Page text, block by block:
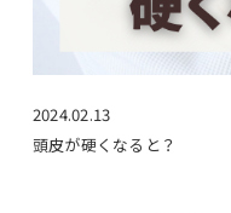
2024.02.13
頭皮が硬くなると？